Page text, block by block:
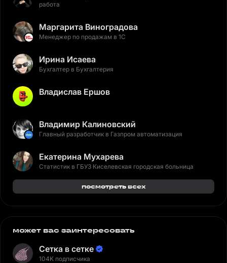
работа
Маргарита Виноградова
Менеджер по продажам в 1С
Ирина Исаева
Бухгалтер в Бухгалтерия
Владислав Ершов
Владимир Калиновский
Главный разработчик в Газпром автоматизация
Екатерина Мухарева
Статистик в ГБУЗ Киселевская городская больница
посмотреть всех
может вас заинтересовать
Сетка в сетке
104K подписчика